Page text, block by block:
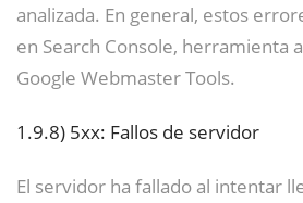
analizada. En general, estos
en Search Console, herramienta
Google Webmaster Tools.
1.9.8) 5xx: Fallos de servidor
El servidor ha fallado al intentar